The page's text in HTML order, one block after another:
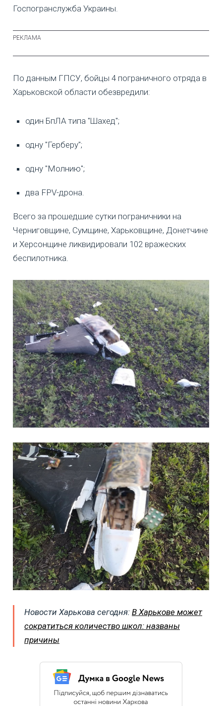
Госпогранслужба Украины.
По данным ГПСУ, бойцы 4 пограничного отряда в
Харьковской области обезвредили:
один БпЛА типа "Шахед";
одну "Герберу";
одну "Молнию";
два FPV-дрона.
Всего за прошедшие сутки пограничники на
Черниговщине, Сумщине, Харьковщине, Донетчине
и Херсонщине ликвидировали 102 вражеских
беспилотника.
Новости Харькова сегодня: В Харькове может
сократиться количество школ: названы
причины